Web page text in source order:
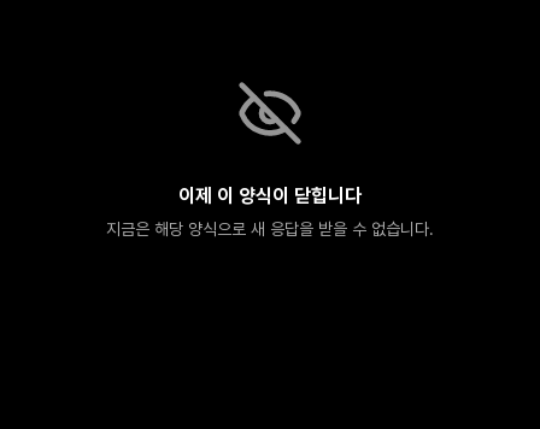
이제 이 양식이 닫힙니다
지금은 해당 양식으로 새 응답을 받을 수 없습니다.